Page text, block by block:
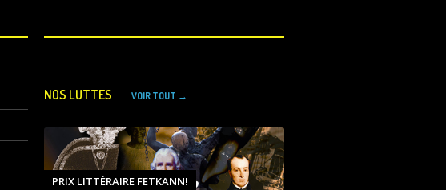
NOS LUTTES VOIR TOUT →
PRIX LITTÉRAIRE FETKANN!